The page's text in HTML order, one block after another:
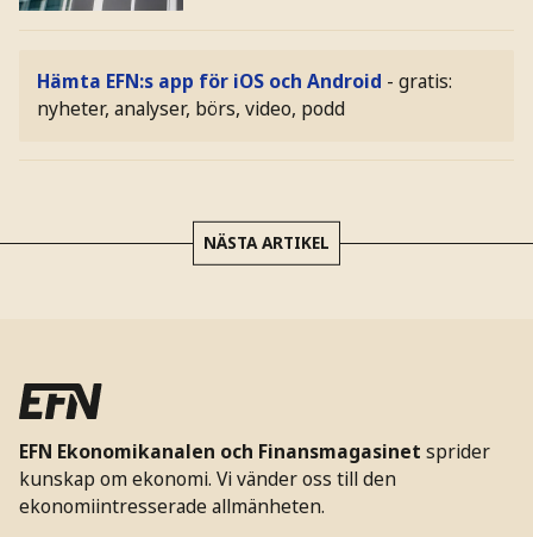
Hämta EFN:s app för iOS och Android - gratis:
nyheter, analyser, börs, video, podd
NÄSTA ARTIKEL
EFN Ekonomikanalen och Finansmagasinet sprider
kunskap om ekonomi. Vi vänder oss till den
ekonomiintresserade allmänheten.